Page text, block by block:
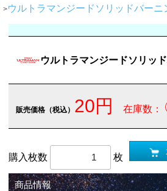
ウルトラマンジードソリッドバーニ
ウルトラマンジードソリッ
販売価格（税込） 20円 在庫数：
購入枚数 枚
商品情報